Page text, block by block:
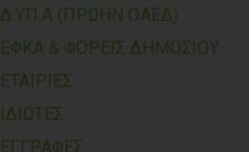
Δ.ΥΠ.Α (ΠΡΩΗΝ ΟΑΕΔ)
ΕΦΚΑ & ΦΟΡΕΙΣ ΔΗΜΟΣΙΟΥ
ΕΤΑΙΡΙΕΣ
ΙΔΙΩΤΕΣ
ΕΓΓΡΑΦΕΣ